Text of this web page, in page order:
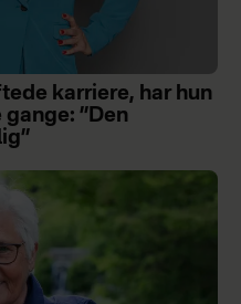
karriere, har hun
”Den